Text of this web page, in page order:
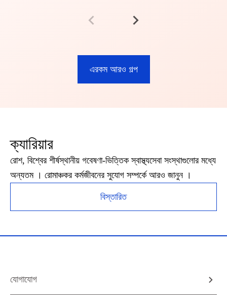
এরকম আরও গল্প
ক্যারিয়ার
রোশ, বিশ্বের শীর্ষস্থানীয় গবেষণা-ভিত্তিক স্বাস্থ্যসেবা সংস্থাগুলোর মধ্যে
অন্যতম । রোমাঞ্চকর কর্মজীবনের সুযোগ সম্পর্কে আরও জানুন ।
বিস্তারিত
যোগাযোগ